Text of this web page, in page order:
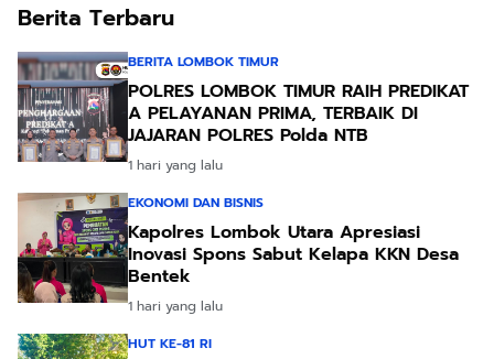
Berita Terbaru
BERITA LOMBOK TIMUR
POLRES LOMBOK TIMUR RAIH PREDIKAT
A PELAYANAN PRIMA, TERBAIK DI
JAJARAN POLRES Polda NTB
1 hari yang lalu
EKONOMI DAN BISNIS
Kapolres Lombok Utara Apresiasi
Inovasi Spons Sabut Kelapa KKN Desa
Bentek
1 hari yang lalu
HUT KE-81 RI